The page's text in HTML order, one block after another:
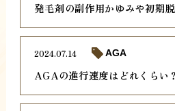
発毛剤の副作用かゆみや初期
AGAの進行速度はどれくらい
2024.07.14 AGA